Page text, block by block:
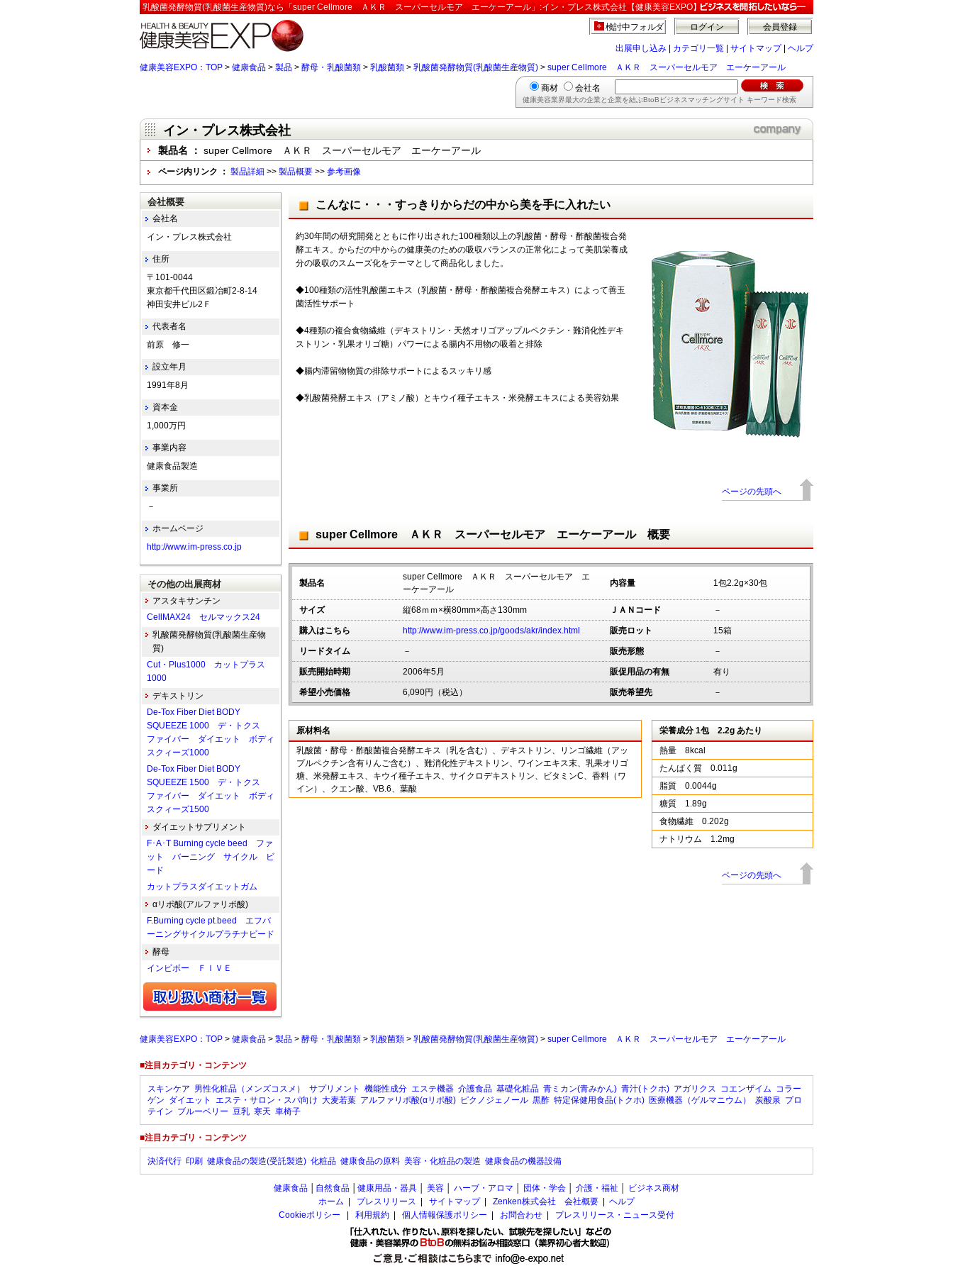
乳酸菌発酵物質(乳酸菌生産物質)なら「super Cellmore ＡＫＲ スーパーセルモア エーケーアール」:イン・プレス株式会社【健康美容EXPO】
会員登録
ログイン
検討中フォルダ
出展申し込み カテゴリ一覧 サイトマップ| ヘルプ
健康美容EXPO：TOP > 健康食品 > 製品 > 酵母・乳酸菌類 > 乳酸菌類 > 乳酸菌発酵物質(乳酸菌生産物質) > super Cellmore ＡＫＲ スーパーセルモア エーケーアール
商材 会社名
健康美容業界最大の企業と企業を結ぶBtoBビジネスマッチングサイト キーワード検索
イン・プレス株式会社
製品名 ： super Cellmore ＡＫＲ スーパーセルモア エーケーアール
ページ内リンク ： 製品詳細 >> 製品概要 >> 参考画像
こんなに・・・すっきりからだの中から美を手に入れたい
約30年間の研究開発とともに作り出された100種類以上の乳酸菌・酵母・酢酸菌複合発
酵エキス。からだの中からの健康美のための吸収バランスの正常化によって美肌栄養成
分の吸収のスムーズ化をテーマとして商品化しました。
◆100種類の活性乳酸菌エキス（乳酸菌・酵母・酢酸菌複合発酵エキス）によって善玉
菌活性サポート
◆4種類の複合食物繊維（デキストリン・天然オリゴアップルペクチン・難消化性デキ
ストリン・乳果オリゴ糖）パワーによる腸内不用物の吸着と排除
◆腸内滞留物物質の排除サポートによるスッキリ感
◆乳酸菌発酵エキス（アミノ酸）とキウイ種子エキス・米発酵エキスによる美容効果
ページの先頭へ
super Cellmore ＡＫＲ スーパーセルモア エーケーアール 概要
製品名
super Cellmore ＡＫＲ スーパーセルモア エ
ーケーアール
内容量 1包2.2g×30包
サイズ 縦68ｍｍ×横80mm×高さ130mm ＪＡＮコード －
購入はこちら http://www.im-press.co.jp/goods/akr/index.html 販売ロット 15箱
リードタイム － 販売形態 －
販売開始時期 2006年5月 販促用品の有無 有り
希望小売価格 6,090円（税込） 販売希望先 －
原材料名
乳酸菌・酵母・酢酸菌複合発酵エキス（乳を含む）、デキストリン、リンゴ繊維（アッ
プルペクチン含有りんご含む）、難消化性デキストリン、ワインエキス末、乳果オリゴ
糖、米発酵エキス、キウイ種子エキス、サイクロデキストリン、ビタミンC、香料（ワ
イン）、クエン酸、VB.6、葉酸
栄養成分 1包 2.2g あたり
熱量 8kcal
たんぱく質 0.011g
脂質 0.0044g
糖質 1.89g
食物繊維 0.202g
ナトリウム 1.2mg
ページの先頭へ
会社概要
会社名
イン・プレス株式会社
住所
〒101-0044
東京都千代田区鍛冶町2-8-14
神田安井ビル2Ｆ
代表者名
前原 修一
設立年月
1991年8月
資本金
1,000万円
事業内容
健康食品製造
事業所
－
ホームページ
http://www.im-press.co.jp
その他の出展商材
アスタキサンチン
CellMAX24 セルマックス24
乳酸菌発酵物質(乳酸菌生産物
質)
Cut・Plus1000 カットプラス
1000
デキストリン
De-Tox Fiber Diet BODY
SQUEEZE 1000 デ・トクス
ファイバー ダイエット ボディ
スクィーズ1000
De-Tox Fiber Diet BODY
SQUEEZE 1500 デ・トクス
ファイバー ダイエット ボディ
スクィーズ1500
ダイエットサプリメント
F･A･T Burning cycle beed ファ
ット バーニング サイクル ビ
ード
カットプラスダイエットガム
αリポ酸(アルファリポ酸)
F.Burning cycle pt.beed エフバ
ーニングサイクルプラチナビード
酵母
インビボー ＦＩＶＥ
健康美容EXPO：TOP > 健康食品 > 製品 > 酵母・乳酸菌類 > 乳酸菌類 > 乳酸菌発酵物質(乳酸菌生産物質) > super Cellmore ＡＫＲ スーパーセルモア エーケーアール
■注目カテゴリ・コンテンツ
スキンケア 男性化粧品（メンズコスメ） サプリメント 機能性成分 エステ機器 介護食品 基礎化粧品 青ミカン(青みかん) 青汁(トクホ) アガリクス コエンザイム コラー
ゲン ダイエット エステ・サロン・スパ向け 大麦若葉 アルファリポ酸(αリポ酸) ピクノジェノール 黒酢 特定保健用食品(トクホ) 医療機器（ゲルマニウム） 炭酸泉 プロ
テイン ブルーベリー 豆乳 寒天 車椅子
■注目カテゴリ・コンテンツ
決済代行 印刷 健康食品の製造(受託製造) 化粧品 健康食品の原料 美容・化粧品の製造 健康食品の機器設備
健康食品 自然食品 健康用品・器具 美容 ハーブ・アロマ 団体・学会 介護・福祉
ビジネス商材
ホーム
プレスリリース サイトマップ| Zenken株式会社 会社概要
ヘルプ
Cookieポリシー
利用規約 個人情報保護ポリシー お問合わせ プレスリリース・ニュース受付